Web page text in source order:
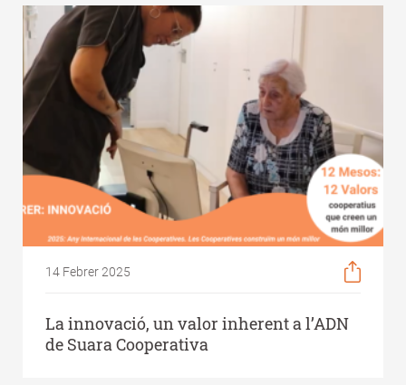
14 Febrer 2025
La innovació, un valor inherent a l’ADN
de Suara Cooperativa